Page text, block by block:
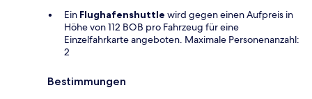
Ein Flughafenshuttle wird gegen einen Aufpreis in
Höhe von 112 BOB pro Fahrzeug für eine
Einzelfahrkarte angeboten. Maximale Personenanzahl:
2
Bestimmungen